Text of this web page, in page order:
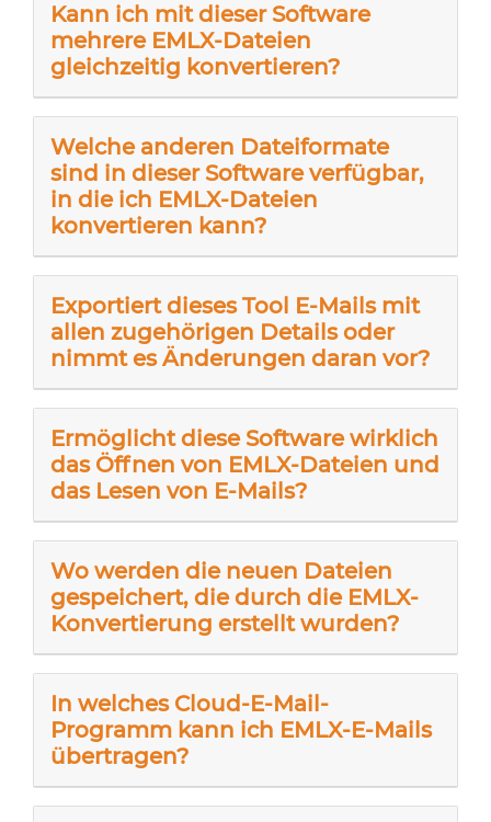
Kann ich mit dieser Software
mehrere EMLX-Dateien
gleichzeitig konvertieren?
Welche anderen Dateiformate
sind in dieser Software verfügbar,
in die ich EMLX-Dateien
konvertieren kann?
Exportiert dieses Tool E-Mails mit
allen zugehörigen Details oder
nimmt es Änderungen daran vor?
Ermöglicht diese Software wirklich
das Öffnen von EMLX-Dateien und
das Lesen von E-Mails?
Wo werden die neuen Dateien
gespeichert, die durch die EMLX-
Konvertierung erstellt wurden?
In welches Cloud-E-Mail-
Programm kann ich EMLX-E-Mails
übertragen?